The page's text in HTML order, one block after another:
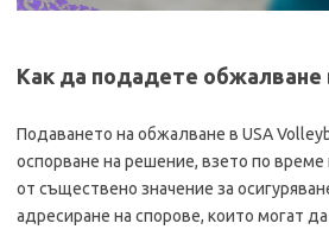
Как да подадете обжалване
Подаването на обжалване в USA
оспорване на решение, взето по време
от съществено значение за
адресиране на спорове, които могат